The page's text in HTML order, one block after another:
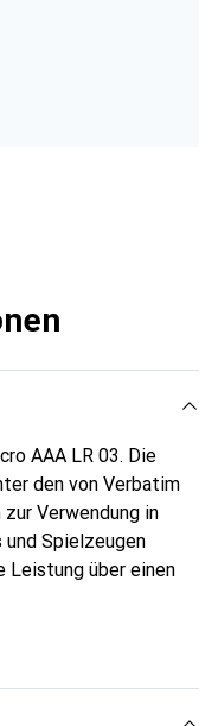
AAA LR 03. Die
den von Verbatim
Verwendung in
und Spielzeugen
Leistung über einen